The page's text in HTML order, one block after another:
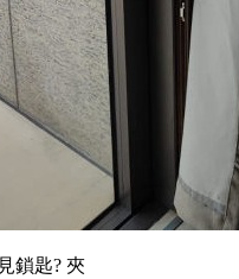
鎖匙? 夾